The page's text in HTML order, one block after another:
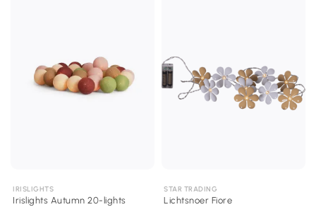
IRISLIGHTS
Irislights Autumn 20-lights
STAR TRADING
Lichtsnoer Fiore